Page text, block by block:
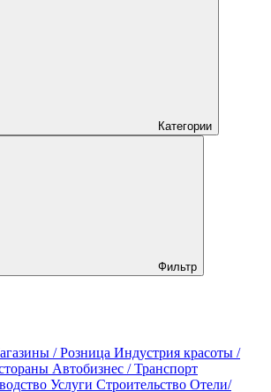
Категории
Фильтр
/ Розница Индустрия красоты /
Автобизнес / Транспорт
Услуги Строительство Отели/